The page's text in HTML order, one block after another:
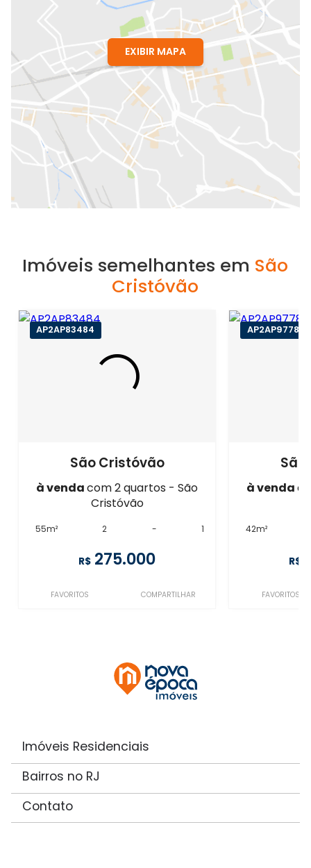
EXIBIR MAPA
Imóveis semelhantes em São
Cristóvão
AP2AP83484
São Cristóvão
à vendacom 2 quartos - São
Cristóvão
55m² 2 - 1
R$ 275.000
FAVORITOS COMPARTILHAR
AP2AP97782
à venda
42m²
R$
FAVORITOS
Imóveis Residenciais
Bairros no RJ
Contato